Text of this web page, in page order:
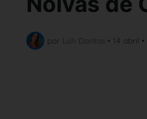
por • 14 abril •